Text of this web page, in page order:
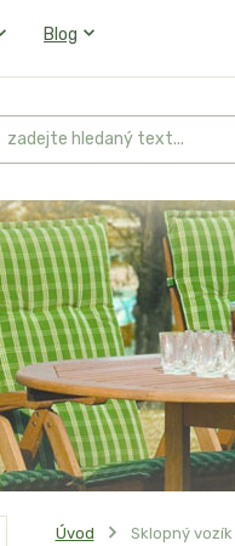
Blog
Úvod Sklopný vozík